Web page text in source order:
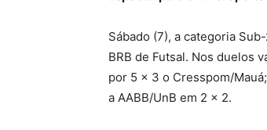
Sábado (7), a categoria
BRB de Futsal. Nos duelos
por 5 x 3 o Cresspom/
a AABB/UnB em 2 x 2.